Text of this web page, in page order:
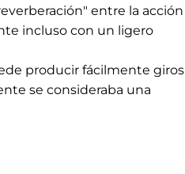
entre la acción
incluso con un ligero
producir fácilmente giros
se consideraba una